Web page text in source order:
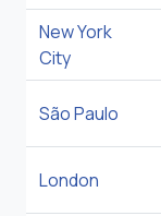
New York
City
São Paulo
London